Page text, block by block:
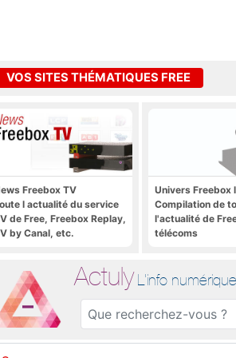
VOS SITES THÉMATIQUES FREE
Freebox TV
l actualité du service
de Free, Freebox Replay,
by Canal, etc.
Univers Freebox
Compilation de
l'actualité de
télécoms
Actuly L'info numérique